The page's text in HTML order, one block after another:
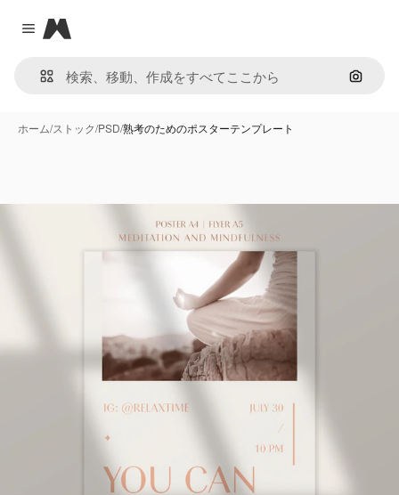
Close menu
Magnific
画像で
ホーム/ストック/PSD/熟考のためのポスターテンプレート